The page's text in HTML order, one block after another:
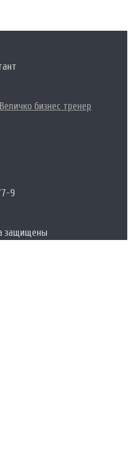
бизнес тренер
9
защищены